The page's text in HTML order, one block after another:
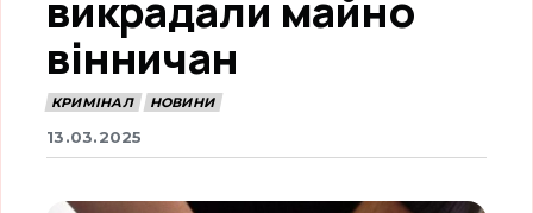
вінничан
КРИМІНАЛ НОВИНИ
13.03.2025